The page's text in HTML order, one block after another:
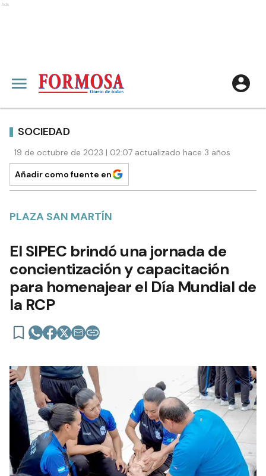
Ads
SOCIEDAD
19 de octubre de 2023 | 02:07 actualizado hace 3 años
Añadir como fuente en
PLAZA SAN MARTÍN
El SIPEC brindó una jornada de
concientización y capacitación
para homenajear el Día Mundial de
la RCP